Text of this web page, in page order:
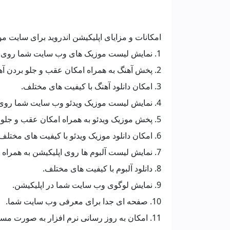
امکانات و مزایای اپلیکیشن اندروید برای سایت
1. نمایش لیست موزیک های وب سایت شما روی اپلیکیشن به همراه عکس, نام خواننده و آهنگ.
2. پخش آهنگ به همراه امکان عقب و جلو بردن آهنگ.
3. امکان دانلود آهنگ با کیفیت های مختلف.
4. نمایش لیست موزیک ویدئو وب سایت شما روی اپلیکیشن به همراه عکس, نام خواننده و ویدئو.
5. پخش موزیک ویدئو به همراه امکان عقب و جلو بردن ویدئو
6. امکان دانلود موزیک ویدئو با کیفیت های مختلف.
7. نمایش لیست آلبوم ها روی اپلیکیشن به همراه عکس, نام خواننده و آلبوم.
8. دانلود آلبوم با کیفیت های مختلف.
9. نمایش لوگوی وب سایت شما در اپلیکیشن.
10. صفحه ای جدا برای معرفی وب سایت شما.
11. امکان به روز رسانی نرم افزار به صورت مستقیم از هاست شما و بدون نیاز به اندروید مارکت ها.